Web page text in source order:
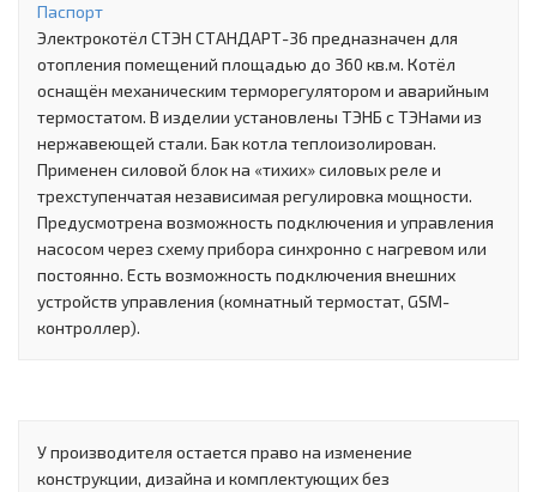
Паспорт
Электрокотёл СТЭН СТАНДАРТ-36 предназначен для
отопления помещений площадью до 360 кв.м. Котёл
оснащён механическим терморегулятором и аварийным
термостатом. В изделии установлены ТЭНБ с ТЭНами из
нержавеющей стали. Бак котла теплоизолирован.
Применен силовой блок на «тихих» силовых реле и
трехступенчатая независимая регулировка мощности.
Предусмотрена возможность подключения и управления
насосом через схему прибора синхронно с нагревом или
постоянно. Есть возможность подключения внешних
устройств управления (комнатный термостат, GSM-
контроллер).
У производителя остается право на изменение
конструкции, дизайна и комплектующих без